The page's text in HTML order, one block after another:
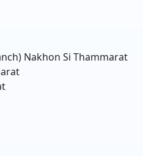
Nakhon Si Thammarat